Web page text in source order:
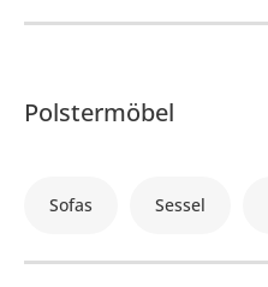
Polstermöbel
Sofas Sessel